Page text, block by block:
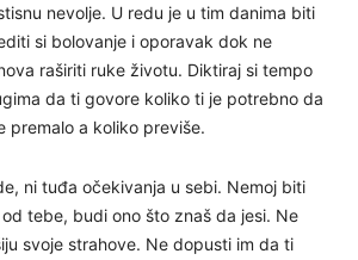
nevolje. U redu je u tim danima biti
si bolovanje i oporavak dok ne
raširiti ruke životu. Diktiraj si tempo
da ti govore koliko ti je potrebno da
premalo a koliko previše.
ni tuđa očekivanja u sebi. Nemoj biti
tebe, budi ono što znaš da jesi. Ne
svoje strahove. Ne dopusti im da ti